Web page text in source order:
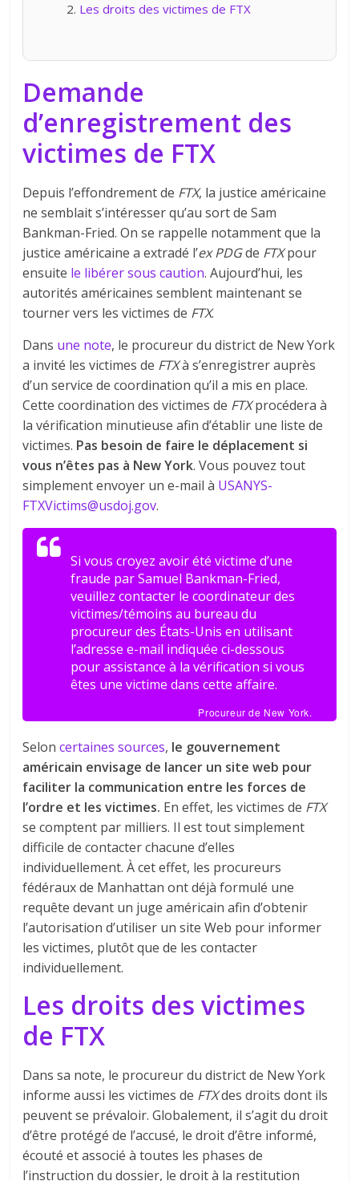
Les droits des victimes de FTX
Demande
d’enregistrement des
victimes de FTX
Depuis l’effondrement de FTX, la justice américaine
ne semblait s’intéresser qu’au sort de Sam
Bankman-Fried. On se rappelle notamment que la
justice américaine a extradé l’ex PDGde FTXpour
ensuite le libérer sous caution. Aujourd’hui, les
autorités américaines semblent maintenant se
tourner vers les victimes de FTX.
Dans une note, le procureur du district de New York
a invité les victimes de FTXà s’enregistrer auprès
d’un service de coordination qu’il a mis en place.
Cette coordination des victimes de FTXprocédera à
la vérification minutieuse afin d’établir une liste de
victimes. Pas besoin de faire le déplacement si
vous n’êtes pas à New York. Vous pouvez tout
simplement envoyer un e-mail à USANYS-
FTXVictims@usdoj.gov.
Si vous croyez avoir été victime d’une
fraude par Samuel Bankman-Fried,
veuillez contacter le coordinateur des
victimes/témoins au bureau du
procureur des États-Unis en utilisant
l’adresse e-mail indiquée ci-dessous
pour assistance à la vérification si vous
êtes une victime dans cette affaire.
Procureur de New York.
Seloncertaines sources, le gouvernement
américain envisage de lancer un site web pour
faciliter la communication entre les forces de
l’ordre et les victimes. En effet, les victimes de FTX
se comptent par milliers. Il est tout simplement
difficile de contacter chacune d’elles
individuellement. À cet effet, les procureurs
fédéraux de Manhattan ont déjà formulé une
requête devant un juge américain afin d’obtenir
l’autorisation d’utiliser un site Web pour informer
les victimes, plutôt que de les contacter
individuellement.
Les droits des victimes
de FTX
Dans sa note, le procureur du district de New York
informe aussi les victimes de FTXdes droits dont ils
peuvent se prévaloir. Globalement, il s’agit du droit
d’être protégé de l’accusé, le droit d’être informé,
écouté et associé à toutes les phases de
l’instruction du dossier, le droit à la restitution